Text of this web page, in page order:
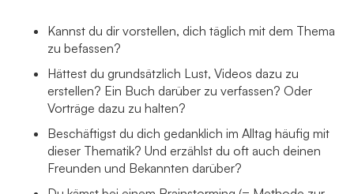
Kannst du dir vorstellen, dich täglich mit dem Thema
zu befassen?
Hättest du grundsätzlich Lust, Videos dazu zu
erstellen? Ein Buch darüber zu verfassen? Oder
Vorträge dazu zu halten?
Beschäftigst du dich gedanklich im Alltag häufig mit
dieser Thematik? Und erzählst du oft auch deinen
Freunden und Bekannten darüber?